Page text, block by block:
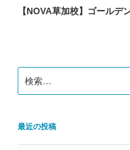
ゲ
ン
の
【NOVA草加校】ゴールデ
索:
最近の投稿